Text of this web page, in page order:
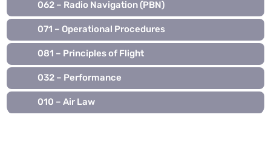
062 – Radio Navigation (PBN)
071 – Operational Procedures
081 – Principles of Flight
032 – Performance
010 – Air Law